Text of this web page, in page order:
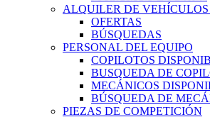
ALQUILER DE
OFERTAS
BÚSQUEDAS
PERSONAL DEL EQUIPO
COPILOTOS
BUSQUEDA DE
MECÁNICOS
BÚSQUEDA DE
PIEZAS DE COMPETICIÓN